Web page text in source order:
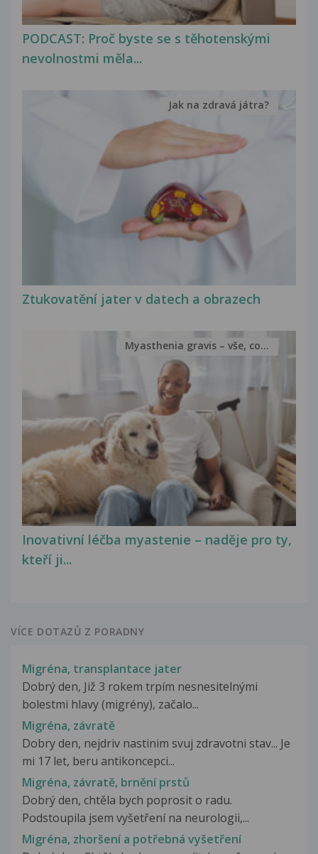
PODCAST: Proč byste se s těhotenskými
nevolnostmi měla...
Ztukovatění jater v datech a obrazech
Jak na zdravá játra?
Inovativní léčba myastenie – naděje pro ty,
kteří ji...
Myasthenia gravis – vše, co...
VÍCE DOTAZŮ Z PORADNY
Migréna, transplantace jater
Dobrý den, Již 3 rokem trpím nesnesitelnými
bolestmi hlavy (migrény), začalo...
Migréna, závratě
Dobry den, nejdriv nastinim svuj zdravotni stav... Je
mi 17 let, beru antikoncepci...
Migréna, závratě, brnění prstů
Dobrý den, chtěla bych poprosit o radu.
Podstoupila jsem vyšetření na neurologii,...
Migréna, zhoršení a potřebná vyšetření